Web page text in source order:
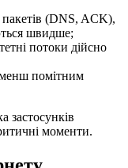
(DNS, ACK),
швидше;
потоки дійсно
менш помітним
застосунків
моменти.